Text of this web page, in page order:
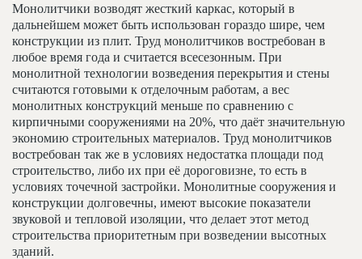
Монолитчики возводят жесткий каркас, который в
дальнейшем может быть использован гораздо шире, чем
конструкции из плит. Труд монолитчиков востребован в
любое время года и считается всесезонным. При
монолитной технологии возведения перекрытия и стены
считаются готовыми к отделочным работам, а вес
монолитных конструкций меньше по сравнению с
кирпичными сооружениями на 20%, что даёт значительную
экономию строительных материалов. Труд монолитчиков
востребован так же в условиях недостатка площади под
строительство, либо их при её дороговизне, то есть в
условиях точечной застройки. Монолитные сооружения и
конструкции долговечны, имеют высокие показатели
звуковой и тепловой изоляции, что делает этот метод
строительства приоритетным при возведении высотных
зданий.